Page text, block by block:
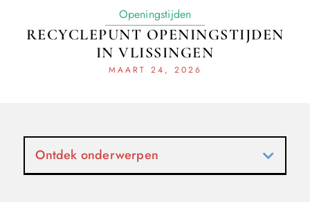
Openingstijden
RECYCLEPUNT OPENINGSTIJDEN
IN VLISSINGEN
MAART 24, 2026
Ontdek onderwerpen